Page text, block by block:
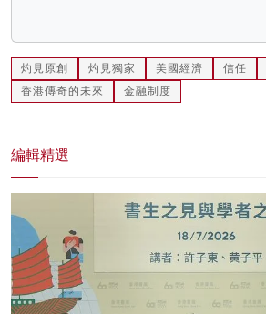
灼見原創 灼見獨家 美國經濟 信任
香港傳奇的未來
金融制度
編輯精選